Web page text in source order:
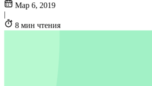
Мар 6, 2019
|
8 мин чтения